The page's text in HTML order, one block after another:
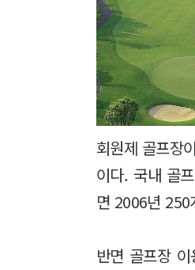
회원제 골프장
이다. 국내 골
면 2006년
반면 골프장